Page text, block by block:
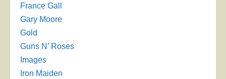
France Gall
Gary Moore
Gold
Guns N’ Roses
Images
Iron Maiden